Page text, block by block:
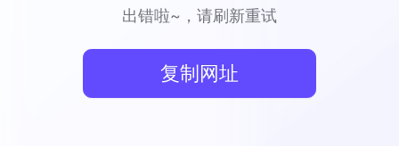
出错啦~，请刷新重试
复制网址